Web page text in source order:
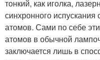
тонкий, как иголка,
синхронного
атомов. Сами по себе
атомов в обычной
заключается лишь в